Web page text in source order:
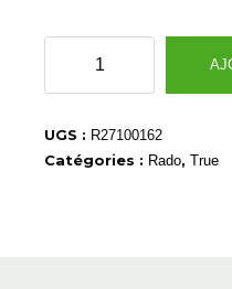
R27100162
UGS : R27100162
Catégories : Rado, True